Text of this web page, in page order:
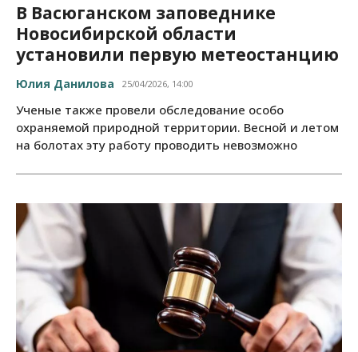
В Васюганском заповеднике
Новосибирской области
установили первую метеостанцию
Юлия Данилова 25/04/2026, 14:00
Ученые также провели обследование особо
охраняемой природной территории. Весной и летом
на болотах эту работу проводить невозможно